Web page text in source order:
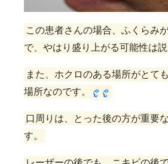
この患者さんの場合、ふくらみ
で、やはり盛り上がる可能性は説
また、ホクロのある場所がとて
場所なのです。
口周りは、とった後の方が重要
す。